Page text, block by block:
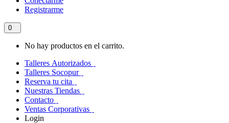
Registrarme
0
No hay productos en el carrito.
Talleres Autorizados
Talleres Socopur
Reserva tu cita
Nuestras Tiendas
Contacto
Ventas Corporativas
Login